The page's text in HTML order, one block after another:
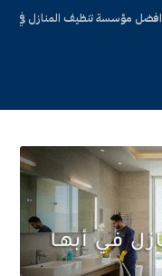
افضل مؤسسة تنظيف المنازل في أبها و 7 مزايا لشركة أزرق